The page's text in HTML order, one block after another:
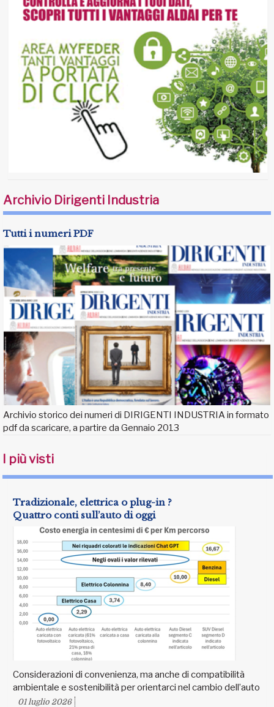
Archivio Dirigenti Industria
Tutti i numeri PDF
Archivio storico dei numeri di DIRIGENTI INDUSTRIA in formato
pdf da scaricare, a partire da Gennaio 2013
I più visti
Tradizionale, elettrica o plug-in ?
Quattro conti sull’auto di oggi
Considerazioni di convenienza, ma anche di compatibilità
ambientale e sostenibilità per orientarci nel cambio dell’auto
01 luglio 2026